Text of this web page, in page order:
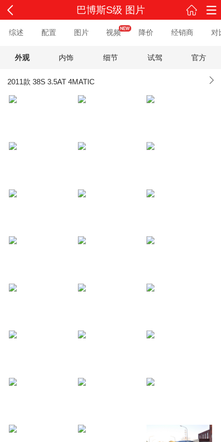
巴博斯S级 图片
综述 配置 图片 视频 降价 经销商 对
外观 内饰 细节 试驾 官方
2011款 38S 3.5AT 4MATIC